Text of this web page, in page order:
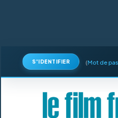
S'IDENTIFIER (Mot de